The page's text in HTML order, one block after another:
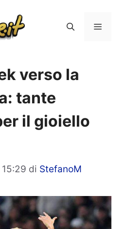
Menu
verso la
tante
il gioiello
di StefanoM